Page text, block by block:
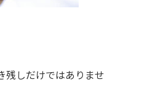
残しだけではありませ